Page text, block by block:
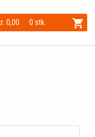
0,00 0 stk.